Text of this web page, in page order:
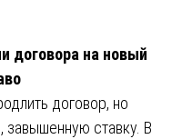
договора на новый
договор, но
завышенную ставку. В